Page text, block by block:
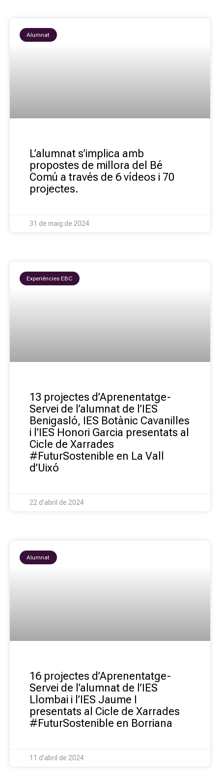
Alumnat
L’alumnat s’implica amb
propostes de millora del Bé
Comú a través de 6 vídeos i 70
projectes.
31 de maig de 2024
Experiències EBC
13 projectes d’Aprenentatge-
Servei de l’alumnat de l’IES
Benigasló, IES Botànic Cavanilles
i l’IES Honori Garcia presentats al
Cicle de Xarrades
#FuturSostenible en La Vall
d’Uixó
22 d'abril de 2024
Alumnat
16 projectes d’Aprenentatge-
Servei de l’alumnat de l’IES
Llombai i l’IES Jaume I
presentats al Cicle de Xarrades
#FuturSostenible en Borriana
11 d'abril de 2024